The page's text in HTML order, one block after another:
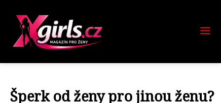
Šperk od ženy pro jinou ženu?